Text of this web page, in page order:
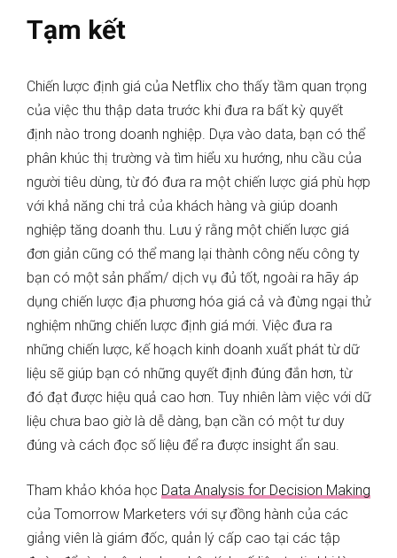
Tạm kết
Chiến lược định giá của Netflix cho thấy tầm quan trọng
của việc thu thập data trước khi đưa ra bất kỳ quyết
định nào trong doanh nghiệp. Dựa vào data, bạn có thể
phân khúc thị trường và tìm hiểu xu hướng, nhu cầu của
người tiêu dùng, từ đó đưa ra một chiến lược giá phù hợp
với khả năng chi trả của khách hàng và giúp doanh
nghiệp tăng doanh thu. Lưu ý rằng một chiến lược giá
đơn giản cũng có thể mang lại thành công nếu công ty
bạn có một sản phẩm/ dịch vụ đủ tốt, ngoài ra hãy áp
dụng chiến lược địa phương hóa giá cả và đừng ngại thử
nghiệm những chiến lược định giá mới. Việc đưa ra
những chiến lược, kế hoạch kinh doanh xuất phát từ dữ
liệu sẽ giúp bạn có những quyết định đúng đắn hơn, từ
đó đạt được hiệu quả cao hơn. Tuy nhiên làm việc với dữ
liệu chưa bao giờ là dễ dàng, bạn cần có một tư duy
đúng và cách đọc số liệu để ra được insight ẩn sau.
Tham khảo khóa học Data Analysis for Decision Making
của Tomorrow Marketers với sự đồng hành của các
giảng viên là giám đốc, quản lý cấp cao tại các tập